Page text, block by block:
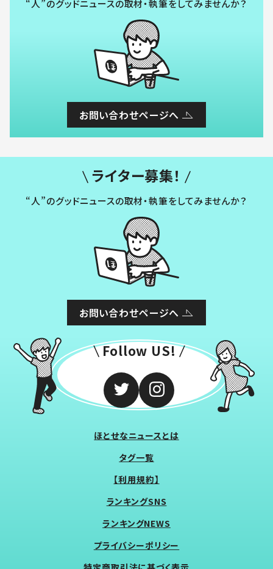
“人”のグッドニュースの取材・執筆をしてみませんか？
お問い合わせページへ
ライター募集！
“人”のグッドニュースの取材・執筆をしてみませんか？
お問い合わせページへ
Follow US!
ほとせなニュースとは
タグ一覧
【利用規約】
ランキングSNS
ランキングNEWS
プライバシーポリシー